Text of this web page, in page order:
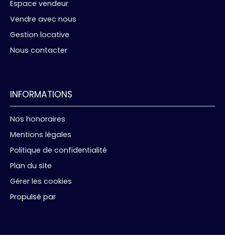
Espace vendeur
Vendre avec nous
Gestion locative
Nous contacter
INFORMATIONS
Nos honoraires
Mentions légales
Politique de confidentialité
Plan du site
Gérer les cookies
Propulsé par